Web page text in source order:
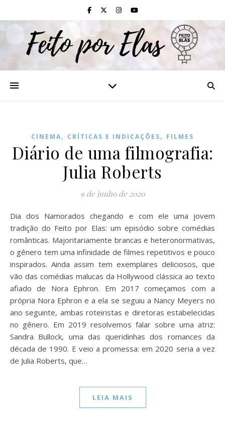
CINEMA, CRÍTICAS E INDICAÇÕES, FILMES
Diário de uma filmografia:
Julia Roberts
9 de junho de 2020
Dia dos Namorados chegando e com ele uma jovem
tradição do Feito por Elas: um episódio sobre comédias
românticas. Majoritariamente brancas e heteronormativas,
o gênero tem uma infinidade de filmes repetitivos e pouco
inspirados. Ainda assim tem exemplares deliciosos, que
vão das comédias malucas da Hollywood clássica ao texto
afiado de Nora Ephron. Em 2017 começamos com a
própria Nora Ephron e a ela se seguiu a Nancy Meyers no
ano seguinte, ambas roteiristas e diretoras estabelecidas
no gênero. Em 2019 resolvemos falar sobre uma atriz:
Sandra Bullock, uma das queridinhas dos romances da
década de 1990. E veio a promessa: em 2020 seria a vez
de Julia Roberts, que…
LEIA MAIS